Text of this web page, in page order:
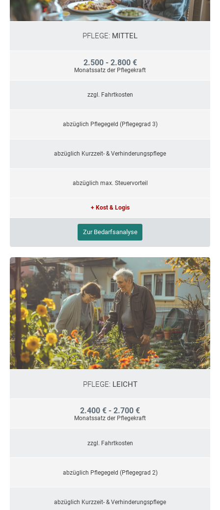
PFLEGE: MITTEL
2.500 - 2.800 €
Monatssatz der Pflegekraft
zzgl. Fahrtkosten
abzüglich Pflegegeld (Pflegegrad 3)
abzüglich Kurzzeit- & Verhinderungspflege
abzüglich max. Steuervorteil
+ Kost & Logis
Zur Bedarfsanalyse
PFLEGE: LEICHT
2.400 € - 2.700 €
Monatssatz der Pflegekraft
zzgl. Fahrtkosten
abzüglich Pflegegeld (Pflegegrad 2)
abzüglich Kurzzeit- & Verhinderungspflege